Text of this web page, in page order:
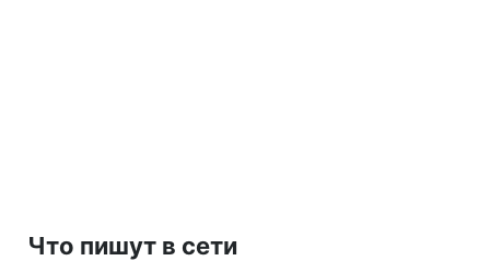
Что пишут в сети